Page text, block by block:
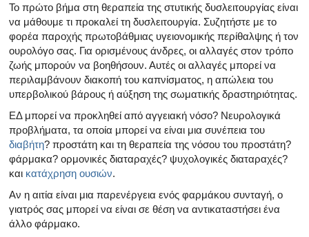
Το πρώτο βήμα στη θεραπεία της στυτικής δυσλειτουργίας είναι
να μάθουμε τι προκαλεί τη δυσλειτουργία. Συζητήστε με το
φορέα παροχής πρωτοβάθμιας υγειονομικής περίθαλψης ή τον
ουρολόγο σας. Για ορισμένους άνδρες, οι αλλαγές στον τρόπο
ζωής μπορούν να βοηθήσουν. Αυτές οι αλλαγές μπορεί να
περιλαμβάνουν διακοπή του καπνίσματος, η απώλεια του
υπερβολικού βάρους ή αύξηση της σωματικής δραστηριότητας.
ΕΔ μπορεί να προκληθεί από αγγειακή νόσο? Νευρολογικά
προβλήματα, τα οποία μπορεί να είναι μια συνέπεια του
διαβήτη? προστάτη και τη θεραπεία της νόσου του προστάτη?
φάρμακα? ορμονικές διαταραχές? ψυχολογικές διαταραχές?
και κατάχρηση ουσιών.
Αν η αιτία είναι μια παρενέργεια ενός φαρμάκου συνταγή, ο
γιατρός σας μπορεί να είναι σε θέση να αντικαταστήσει ένα
άλλο φάρμακο.